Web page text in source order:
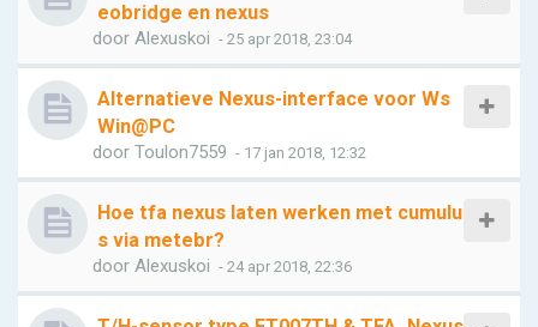
eobridge en nexus
door Alexuskoi - 25 apr 2018, 23:04
Alternatieve Nexus-interface voor Ws
Win@PC
door Toulon7559 - 17 jan 2018, 12:32
Hoe tfa nexus laten werken met cumulu
s via metebr?
door Alexuskoi - 24 apr 2018, 22:36